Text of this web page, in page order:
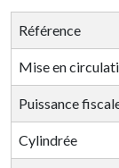
Référence
Mise en
Puissance
Cylindrée